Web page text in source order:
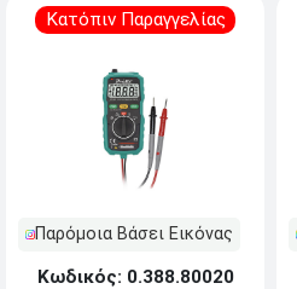
Κατόπιν Παραγγελίας
Παρόμοια Βάσει Εικόνας
Κωδικός: 0.388.80020